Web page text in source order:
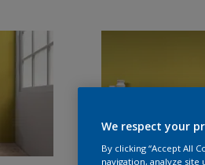
We respect your
By clicking “Accept All
navigation, analyze site